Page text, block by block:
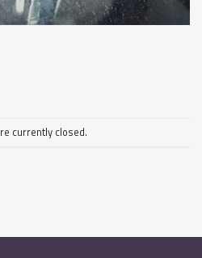
currently closed.